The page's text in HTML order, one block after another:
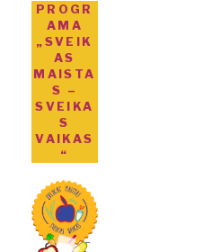
PROGR
AMA
„SVEIK
AS
MAISTA
S –
SVEIKA
S
VAIKAS
“